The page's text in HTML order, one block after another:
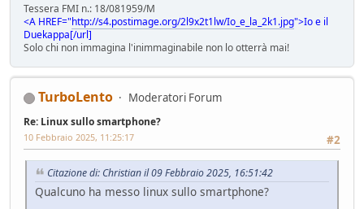
Tessera FMI n.: 18/081959/M
<A HREF="http://s4.postimage.org/2l9x2t1lw/Io_e_la_2k1.jpg">Io e il
Duekappa[/url]
Solo chi non immagina l'inimmaginabile non lo otterrà mai!
TurboLento Moderatori Forum
Re: Linux sullo smartphone?
#2
10 Febbraio 2025, 11:25:17
Citazione di: Christian il 09 Febbraio 2025, 16:51:42
Qualcuno ha messo linux sullo smartphone?